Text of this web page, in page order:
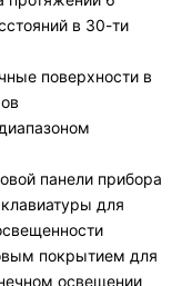
в 30-ти
поверхности в
панели прибора
для
покрытием для
освещении